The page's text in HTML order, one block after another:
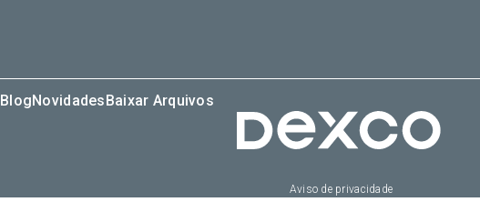
BlogNovidadesBaixar Arquivos
Aviso de privacidade